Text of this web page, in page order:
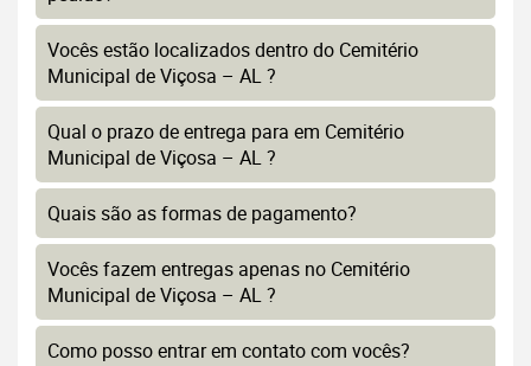
Vocês estão localizados dentro do Cemitério
Municipal de Viçosa – AL ?
Qual o prazo de entrega para em Cemitério
Municipal de Viçosa – AL ?
Quais são as formas de pagamento?
Vocês fazem entregas apenas no Cemitério
Municipal de Viçosa – AL ?
Como posso entrar em contato com vocês?